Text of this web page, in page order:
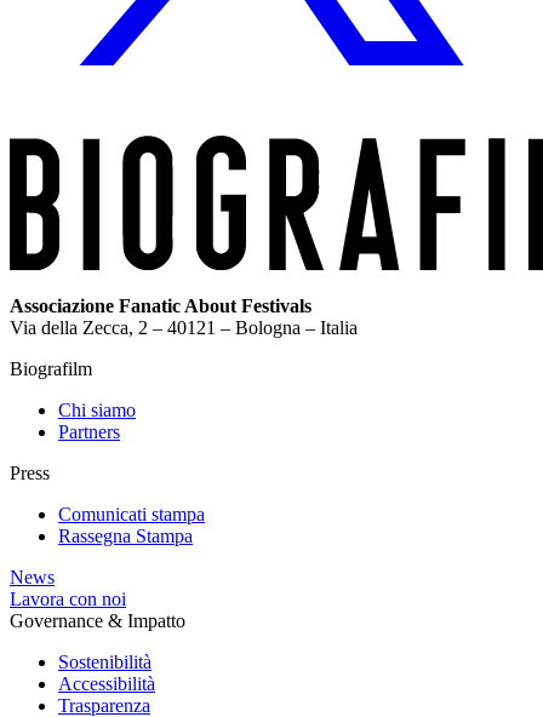
Associazione Fanatic About Festivals
Via della Zecca, 2 – 40121 – Bologna – Italia
Biografilm
Chi siamo
Partners
Press
Comunicati stampa
Rassegna Stampa
News
Lavora con noi
Governance & Impatto
Sostenibilità
Accessibilità
Trasparenza